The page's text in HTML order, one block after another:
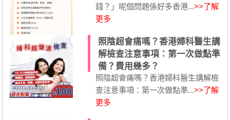
錢？」呢個問題係好多香港...>>了解
更多
照陰超會痛嗎？香港婦科醫生講
解檢查注意事項：第一次做點準
備？費用幾多？
照陰超會痛嗎？香港婦科醫生講解檢
查注意事項：第一次做點準...>>了解
更多